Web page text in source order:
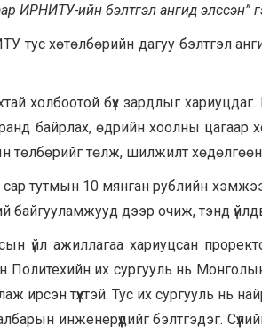
ИРНИТУ-ийн бэлтгэл ангид
тус хөтөлбөрийн дагуу бэлтгэл
холбоотой бүх зардлыг
байрлах, өдрийн хоолны цагаар
төлбөрийг төлж, шилжилт
тутмын 10 мянган рублийн
байгууламжууд дээр очиж, тэнд
үйл ажиллагаа хариуцсан
Политехийн их сургууль нь
ирсэн түүхтэй. Тус их сургууль нь
инженерүүдийг бэлтгэдэг.